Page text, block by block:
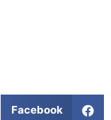
Facebook